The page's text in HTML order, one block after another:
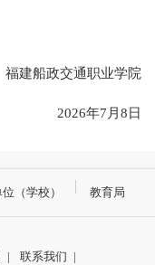
船政交通职业学院
2026年7月8日
（学校） 教育局
| 联系我们 |